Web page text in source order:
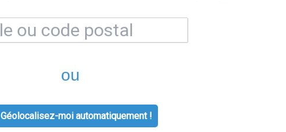
ou
moi automatiquement !